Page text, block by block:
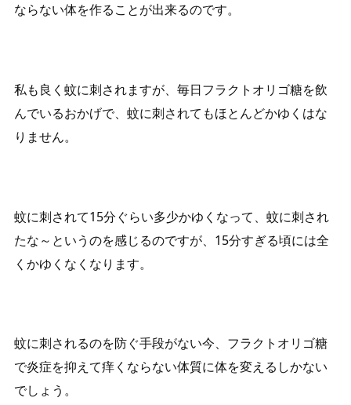
ならない体を作ることが出来るのです。
私も良く蚊に刺されますが、毎日フラクトオリゴ糖を飲
んでいるおかげで、蚊に刺されてもほとんどかゆくはな
りません。
蚊に刺されて15分ぐらい多少かゆくなって、蚊に刺され
たな～というのを感じるのですが、15分すぎる頃には全
くかゆくなくなります。
蚊に刺されるのを防ぐ手段がない今、フラクトオリゴ糖
で炎症を抑えて痒くならない体質に体を変えるしかない
でしょう。